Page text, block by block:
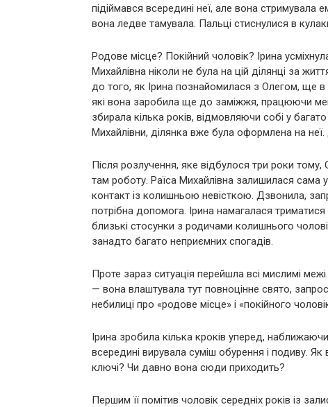
підіймався всередині неї, але вона
вона ледве тамувала. Пальці стиснулися в
Родове місце? Покійний чоловік? Ірина
Михайлівна ніколи не була на цій ділянці за
до того, як Ірина познайомилася з Олегом, ще в
які вона заробила ще до заміжжя, працюючи
збирала кілька років, відмовляючи собі у
Михайлівни, ділянка вже була оформлена на
Після розлучення, яке відбулося три роки тому,
там роботу. Раїса Михайлівна залишилася сама
контакт із колишньою невісткою. Дзвонила,
потрібна допомога. Ірина намагалася
близькі стосунки з родичами колишнього
занадто багато неприємних спогадів.
Проте зараз ситуація перейшла всі мислимі
— вона влаштувала тут повноцінне свято,
небилиці про «родове місце» і «покійного
Ірина зробила кілька кроків уперед,
всередині вирувала суміш обурення і подиву.
ключі? Чи давно вона сюди приходить?
Першим її помітив чоловік середніх років із